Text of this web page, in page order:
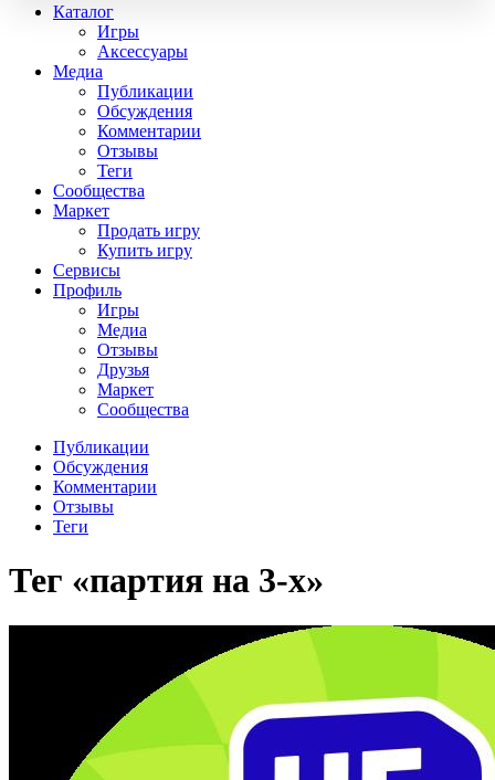
Каталог
Игры
Аксессуары
Медиа
Публикации
Обсуждения
Комментарии
Отзывы
Теги
Сообщества
Маркет
Продать игру
Купить игру
Сервисы
Профиль
Игры
Медиа
Отзывы
Друзья
Маркет
Сообщества
Публикации
Обсуждения
Комментарии
Отзывы
Теги
Тег «партия на 3-х»